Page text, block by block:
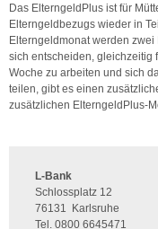
Das ElterngeldPlus ist für
Elterngeldbezugs wieder in
Elterngeldmonat werden
sich entscheiden, gleichzeitig
Woche zu arbeiten und sich
teilen, gibt es einen
zusätzlichen ElterngeldPlus-
L-Bank
Schlossplatz 12
76131
Karlsruhe
Tel. 0800 6645471